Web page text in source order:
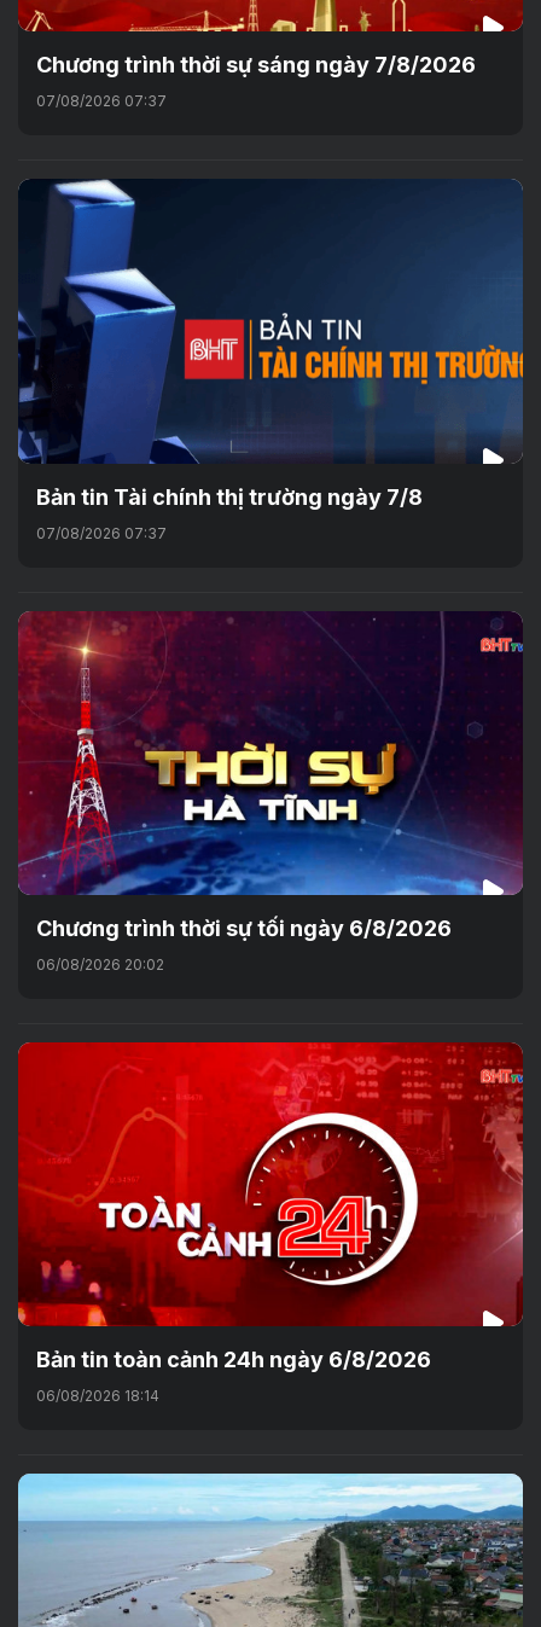
Chương trình thời sự sáng ngày 7/8/2026
07/08/2026 07:37
Bản tin Tài chính thị trường ngày 7/8
07/08/2026 07:37
Chương trình thời sự tối ngày 6/8/2026
06/08/2026 20:02
Bản tin toàn cảnh 24h ngày 6/8/2026
06/08/2026 18:14